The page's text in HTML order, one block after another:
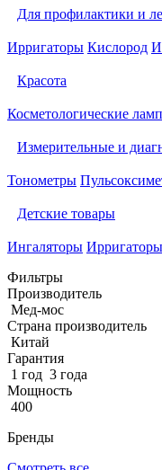
Для профилактики и
Ирригаторы Кислород
Красота
Косметологические
Измерительные и
Тонометры
Детские товары
Ингаляторы Ирригаторы
Фильтры
Производитель
Мед-мос
Страна производитель
Китай
Гарантия
1 год 3 года
Мощность
400
Бренды